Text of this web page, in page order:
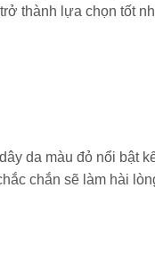
thành lựa chọn tốt
da màu đỏ nổi bật
chắn sẽ làm hài